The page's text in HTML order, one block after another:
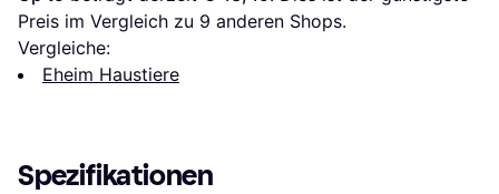
Preis im Vergleich zu 9 anderen Shops.
Vergleiche:
Eheim Haustiere
Spezifikationen